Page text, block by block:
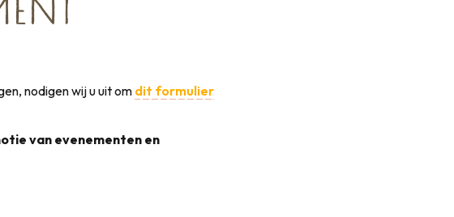
nodigen wij u uit om dit formulier
van evenementen en